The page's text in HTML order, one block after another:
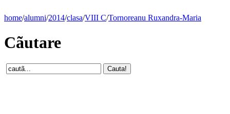
home/alumni/2014/clasa/VIII C/Tornoreanu Ruxandra-Maria
Cãutare